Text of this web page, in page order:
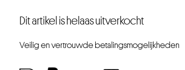
Dit artikel is helaas uitverkocht
Veilig en vertrouwde betalingsmogelijkheden